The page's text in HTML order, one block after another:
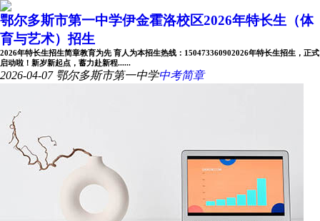
鄂尔多斯市第一中学伊金霍洛校区2026年特长生（体
育与艺术）招生
2026年特长生招生简章教育为先 育人为本招生热线：150473360902026年特长生招生，正式
启动啦！新岁新起点，蓄力赴新程......
2026-04-07 鄂尔多斯市第一中学中考简章